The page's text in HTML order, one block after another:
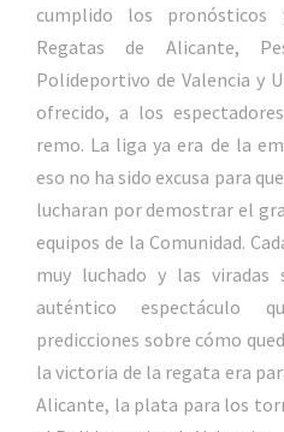
cumplido los pronósticos
Regatas de Alicante,
Polideportivo de Valencia y
ofrecido, a los
remo. La liga ya era de la
eso no ha sido excusa para
lucharan por demostrar el
equipos de la Comunidad.
muy luchado y las
auténtico espectáculo
predicciones sobre cómo
la victoria de la regata era
Alicante, la plata para los